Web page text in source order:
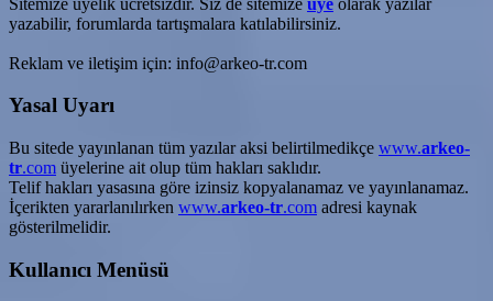
yazabilir, forumlarda tartışmalara katılabilirsiniz.
Reklam ve iletişim için: info@arkeo-tr.com
Yasal Uyarı
Bu sitede yayınlanan tüm yazılar aksi belirtilmedikçe www.arkeo-
tr.com üyelerine ait olup tüm hakları saklıdır.
Telif hakları yasasına göre izinsiz kopyalanamaz ve yayınlanamaz.
İçerikten yararlanılırken www.arkeo-tr.com adresi kaynak
gösterilmelidir.
Kullanıcı Menüsü